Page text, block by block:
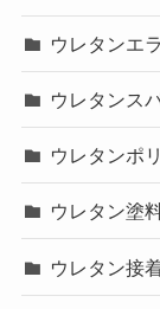
ウレタンエ
ウレタンス
ウレタンポ
ウレタン塗
ウレタン接